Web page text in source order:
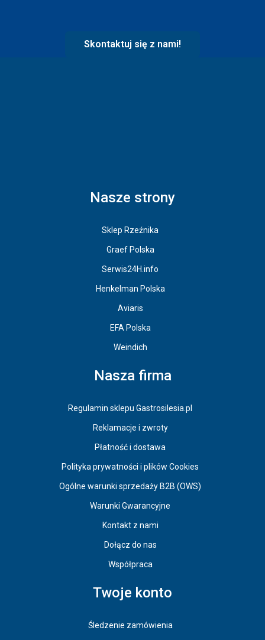
Skontaktuj się z nami!
Nasze strony
Sklep Rzeźnika
Graef Polska
Serwis24H.info
Henkelman Polska
Aviaris
EFA Polska
Weindich
Nasza firma
Regulamin sklepu Gastrosilesia.pl
Reklamacje i zwroty
Płatność i dostawa
Polityka prywatności i plików Cookies
Ogólne warunki sprzedaży B2B (OWS)
Warunki Gwarancyjne
Kontakt z nami
Dołącz do nas
Współpraca
Twoje konto
Śledzenie zamówienia